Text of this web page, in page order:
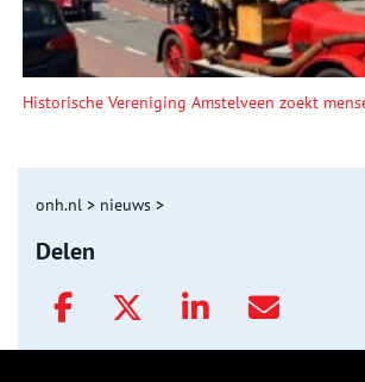
Historische Vereniging Amstelveen zoekt
onh.nl > nieuws >
Delen